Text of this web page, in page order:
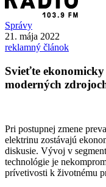
Správy
21. mája 2022
reklamný článok
Svieťte
moderných
Pri postupnej zmene
elektrinu zostávajú
diskusie. Vývoj v
technológie je
prívetivosti k životnému